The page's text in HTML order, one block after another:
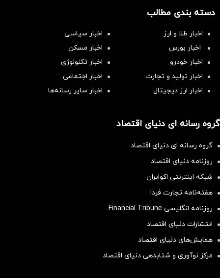
دسته بندی مطالب
اخبار طلا و ارز
اخبار سیاسی
اخبار بورس
اخبار مسکن
اخبار خودرو
اخبار تکنولوژی
اخبار تولید و تجارت
اخبار اجتماعی
اخبار ارز دیجیتال
اخبار سایر رسانه‌‌ها
گروه رسانه ای دنیای اقتصاد
گروه رسانه ای دنیای اقتصاد
روزنامه دنیای اقتصاد
شبکه اینترنتی اکوایران
هفته‌نامه تجارت فردا
روزنامه انگلیسی Financial Tribune
انتشارات دنیای اقتصاد
همایش‌های دنیای اقتصاد
مرکز نوآوری و شتابدهی دنیای اقتصاد